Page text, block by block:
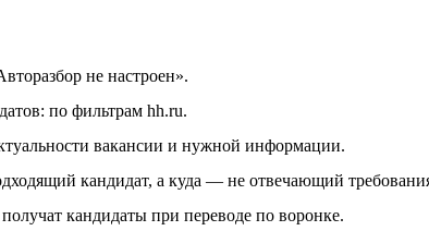
не настроен».
по фильтрам hh.ru.
вакансии и нужной информации.
кандидат, а куда — не отвечающий
кандидаты при переводе по воронке.